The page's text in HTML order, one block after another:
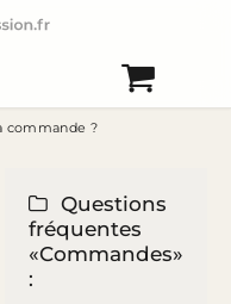
commande ?
Questions
fréquentes
«Commandes»
: